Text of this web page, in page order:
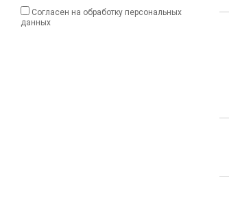
Согласен на обработку персональных
данных